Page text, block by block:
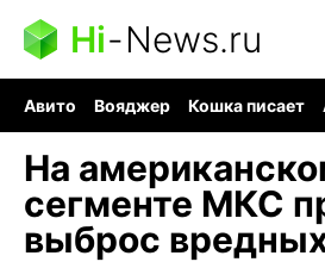
Hi-News.ru
Авито Вояджер Кошка писает
На
сегменте МКС
выброс